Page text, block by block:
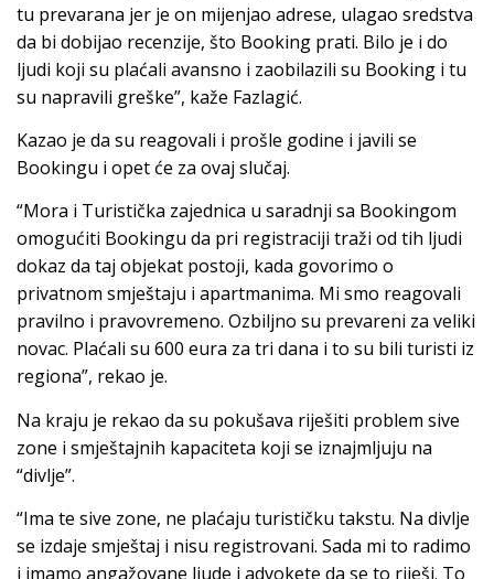
tu prevarana jer je on mijenjao adrese, ulagao sredstva
da bi dobijao recenzije, što Booking prati. Bilo je i do
ljudi koji su plaćali avansno i zaobilazili su Booking i tu
su napravili greške”, kaže Fazlagić.
Kazao je da su reagovali i prošle godine i javili se
Bookingu i opet će za ovaj slučaj.
“Mora i Turistička zajednica u saradnji sa Bookingom
omogućiti Bookingu da pri registraciji traži od tih ljudi
dokaz da taj objekat postoji, kada govorimo o
privatnom smještaju i apartmanima. Mi smo reagovali
pravilno i pravovremeno. Ozbiljno su prevareni za veliki
novac. Plaćali su 600 eura za tri dana i to su bili turisti iz
regiona”, rekao je.
Na kraju je rekao da su pokušava riješiti problem sive
zone i smještajnih kapaciteta koji se iznajmljuju na
“divlje”.
“Ima te sive zone, ne plaćaju turističku takstu. Na divlje
se izdaje smještaj i nisu registrovani. Sada mi to radimo
i imamo angažovane ljude i advokete da se to riješi. To